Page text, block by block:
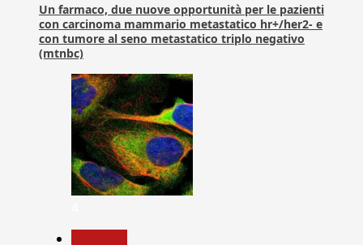
Un farmaco, due nuove opportunità per le pazienti
con carcinoma mammario metastatico hr+/her2- e
con tumore al seno metastatico triplo negativo
(mtnbc)